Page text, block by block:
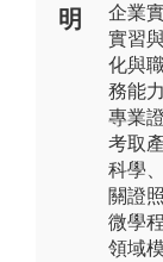
明
企業
實習
化與
務能力
專業
考取
科學
關證照
微學
領域